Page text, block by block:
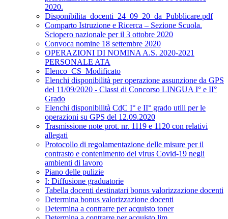
2020.
Disponibilita_docenti_24_09_20_da_Pubblicare.pdf
Comparto Istruzione e Ricerca – Sezione Scuola.
Sciopero nazionale per il 3 ottobre 2020
Convoca nomine 18 settembre 2020
OPERAZIONI DI NOMINA A.S. 2020-2021
PERSONALE ATA
Elenco_CS_Modificato
Elenchi disponibilità per operazione assunzione da GPS
del 11/09/2020 - Classi di Concorso LINGUA I° e II°
Grado
Elenchi disponibilità CdC I° e II° grado utili per le
operazioni su GPS del 12.09.2020
Trasmissione note prot. nr. 1119 e 1120 con relativi
allegati
Protocollo di regolamentazione delle misure per il
contrasto e contenimento del virus Covid-19 negli
ambienti di lavoro
Piano delle pulizie
I: Diffusione graduatorie
Tabella docenti destinatari bonus valorizzazione docenti
Determina bonus valorizzazione docenti
Determina a contrarre per acquisto toner